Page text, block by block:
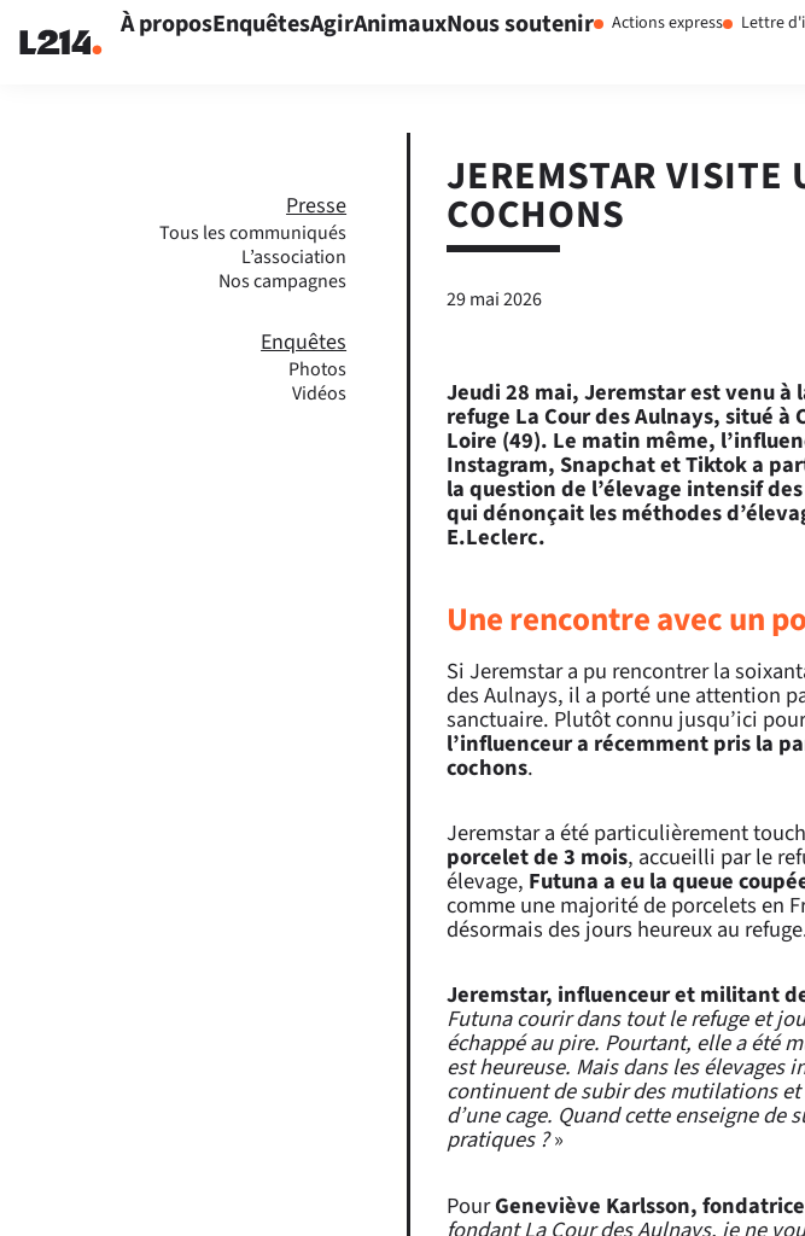
À proposEnquêtesAgirAnimauxNous soutenir Actions express Lettre
Presse
Tous les communiqués
L’association
Nos campagnes
Enquêtes
Photos
Vidéos
JEREMSTAR VISITE
COCHONS
29 mai 2026
Jeudi 28 mai, Jeremstar est venu à
refuge La Cour des Aulnays, situé
Loire (49). Le matin même,
Instagram, Snapchat et Tiktok a
la question de l’élevage intensif
qui dénonçait les méthodes
E.Leclerc.
Une rencontre avec un
Si Jeremstar a pu rencontrer la
des Aulnays, il a porté une attention
sanctuaire. Plutôt connu jusqu’ici
l’influenceur a récemment pris la
cochons.
Jeremstar a été particulièrement
porcelet de 3 mois, accueilli par le
élevage, Futuna a eu la queue
comme une majorité de porcelets en
désormais des jours heureux au
Jeremstar, influenceur et militant
Futuna courir dans tout le refuge et
échappé au pire. Pourtant, elle a été
est heureuse. Mais dans les élevages
continuent de subir des mutilations et
d’une cage. Quand cette enseigne de
pratiques ?»
PourGeneviève Karlsson,
fondant La Cour des Aulnays, je ne